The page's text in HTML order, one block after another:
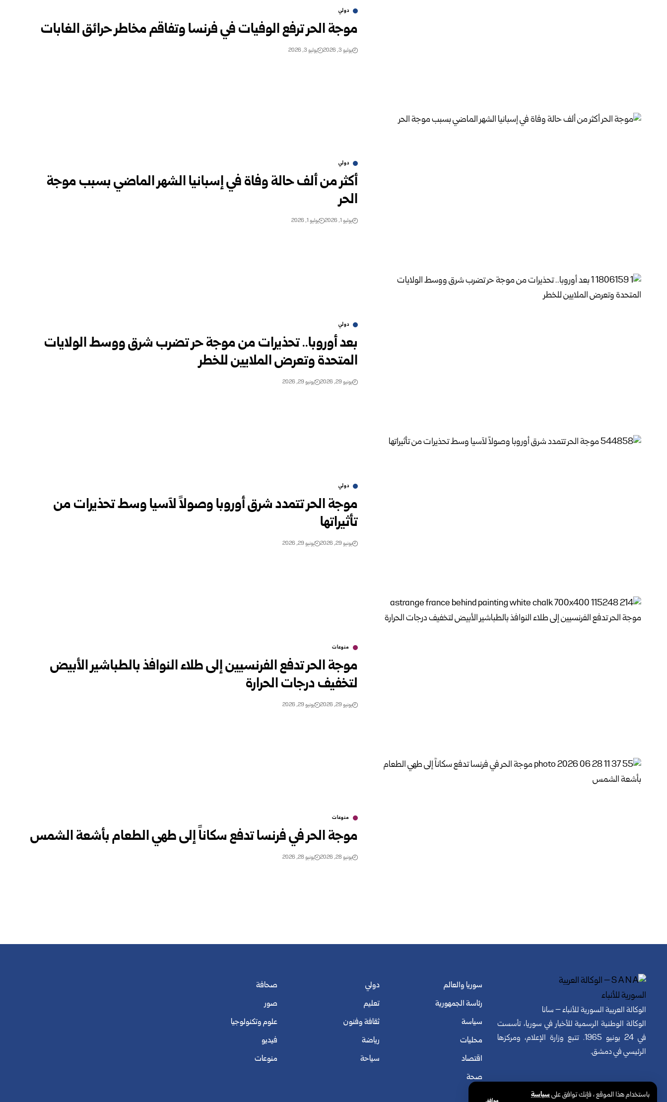
باستخدام هذا الموقع ، فإنك توافق علىسياسة
دولي
موجة الحر ترفع الوفيات في فرنسا وتفاقم مخاطر حرائق الغابات
يوليو 3, 2026 يوليو 3, 2026
دولي
أكثر من ألف حالة وفاة في إسبانيا الشهر الماضي بسبب موجة
الحر
يوليو 1, 2026 يوليو 1, 2026
دولي
بعد أوروبا.. تحذيرات من موجة حر تضرب شرق ووسط الولايات
المتحدة وتعرض الملايين للخطر
يونيو 29, 2026 يونيو 29, 2026
دولي
موجة الحر تتمدد شرق أوروبا وصولاً لآسيا وسط تحذيرات من
تأثيراتها
يونيو 29, 2026 يونيو 29, 2026
منوعات
موجة الحر تدفع الفرنسيين إلى طلاء النوافذ بالطباشير الأبيض
لتخفيف درجات الحرارة
يونيو 29, 2026 يونيو 29, 2026
منوعات
موجة الحر في فرنسا تدفع سكاناً إلى طهي الطعام بأشعة الشمس
يونيو 28, 2026 يونيو 28, 2026
الوكالة العربية السورية للأنباء – سانا
الوكالة الوطنية الرسمية للأخبار في سوريا، تأسست
في 24 يونيو 1965. تتبع وزارة الإعلام، ومركزها
الرئيسي في دمشق.
سوريا والعالم
رئاسة الجمهورية
سياسة
محليات
اقتصاد
صحة
دولي
تعليم
ثقافة وفنون
رياضة
سياحة
صحافة
صور
علوم وتكنولوجيا
فيديو
منوعات